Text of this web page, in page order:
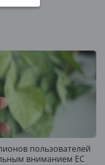
пользователей
вниманием ЕС